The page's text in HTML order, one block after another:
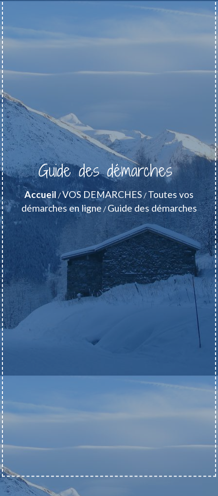
Guide des démarches
Accueil /VOS DEMARCHES / Toutes vos
démarches en ligne / Guide des démarches